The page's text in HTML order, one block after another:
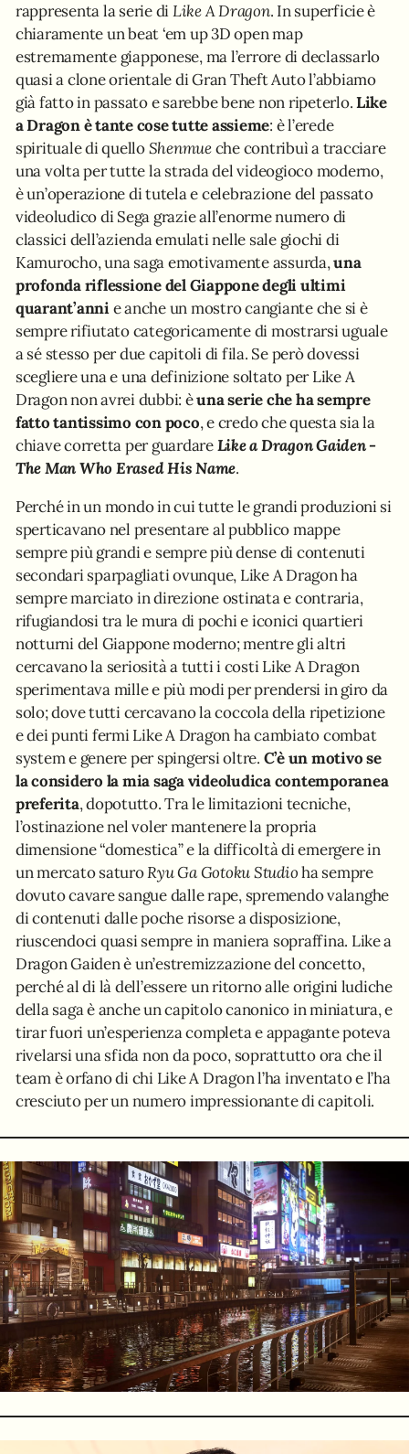
rappresenta la serie diLike A Dragon. In superficie è
chiaramente un beat ‘em up 3D open map
estremamente giapponese, ma l’errore di declassarlo
quasi a clone orientale di Gran Theft Auto l’abbiamo
già fatto in passato e sarebbe bene non ripeterlo.Like
a Dragon è tante cose tutte assieme: è l’erede
spirituale di quelloShenmueche contribuì a tracciare
una volta per tutte la strada del videogioco moderno,
è un’operazione di tutela e celebrazione del passato
videoludico di Sega grazie all’enorme numero di
classici dell’azienda emulati nelle sale giochi di
Kamurocho, una saga emotivamente assurda,una
profonda riflessione del Giappone degli ultimi
quarant’annie anche un mostro cangiante che si è
sempre rifiutato categoricamente di mostrarsi uguale
a sé stesso per due capitoli di fila. Se però dovessi
scegliere una e una definizione soltato per Like A
Dragon non avrei dubbi: èuna serie che ha sempre
fatto tantissimo con poco, e credo che questa sia la
chiave corretta per guardareLike a Dragon Gaiden -
The Man Who Erased His Name.
Perché in un mondo in cui tutte le grandi produzioni si
sperticavano nel presentare al pubblico mappe
sempre più grandi e sempre più dense di contenuti
secondari sparpagliati ovunque, Like A Dragon ha
sempre marciato in direzione ostinata e contraria,
rifugiandosi tra le mura di pochi e iconici quartieri
notturni del Giappone moderno; mentre gli altri
cercavano la seriosità a tutti i costi Like A Dragon
sperimentava mille e più modi per prendersi in giro da
solo; dove tutti cercavano la coccola della ripetizione
e dei punti fermi Like A Dragon ha cambiato combat
system e genere per spingersi oltre. C’è un motivo se
la considero la mia saga videoludica contemporanea
preferita, dopotutto. Tra le limitazioni tecniche,
l’ostinazione nel voler mantenere la propria
dimensione “domestica” e la difficoltà di emergere in
un mercato saturoRyu Ga Gotoku Studioha sempre
dovuto cavare sangue dalle rape, spremendo valanghe
di contenuti dalle poche risorse a disposizione,
riuscendoci quasi sempre in maniera sopraffina. Like a
Dragon Gaiden è un’estremizzazione del concetto,
perché al di là dell’essere un ritorno alle origini ludiche
della saga è anche un capitolo canonico in miniatura, e
tirar fuori un’esperienza completa e appagante poteva
rivelarsi una sfida non da poco, soprattutto ora che il
team è orfano di chi Like A Dragon l’ha inventato e l’ha
cresciuto per un numero impressionante di capitoli.